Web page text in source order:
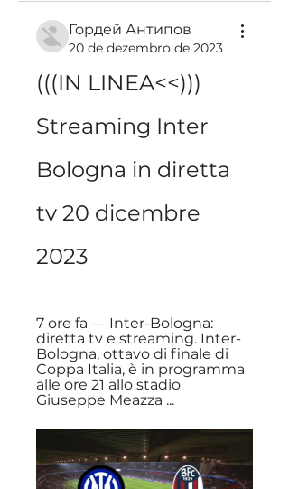
Гордей Антипов
20 de dezembro de 2023
(((IN LINEA<<)))
Streaming Inter
Bologna in diretta
tv 20 dicembre
2023
7 ore fa — Inter-Bologna:
diretta tv e streaming. Inter-
Bologna, ottavo di finale di
Coppa Italia, è in programma
alle ore 21 allo stadio
Giuseppe Meazza ...